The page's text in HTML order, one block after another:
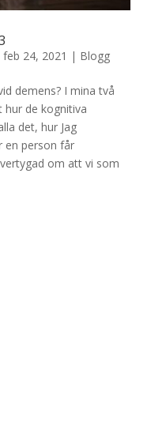
feb 24, 2021 | Blogg
demens? I mina två
hur de kognitiva
det, hur Jag
en person får
om att vi som